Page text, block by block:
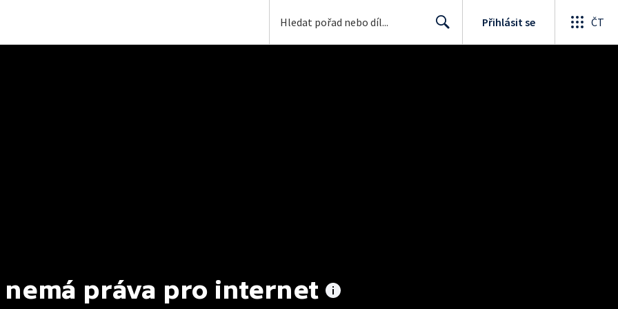
Přihlásit se ČT
nemá práva pro internet